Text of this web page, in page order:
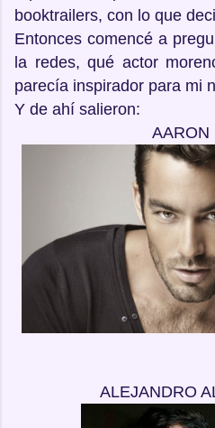
booktrailers, con lo que
Entonces comencé a
la redes, qué actor
parecía inspirador para mi
Y de ahí salieron:
AARON
ALEJANDRO